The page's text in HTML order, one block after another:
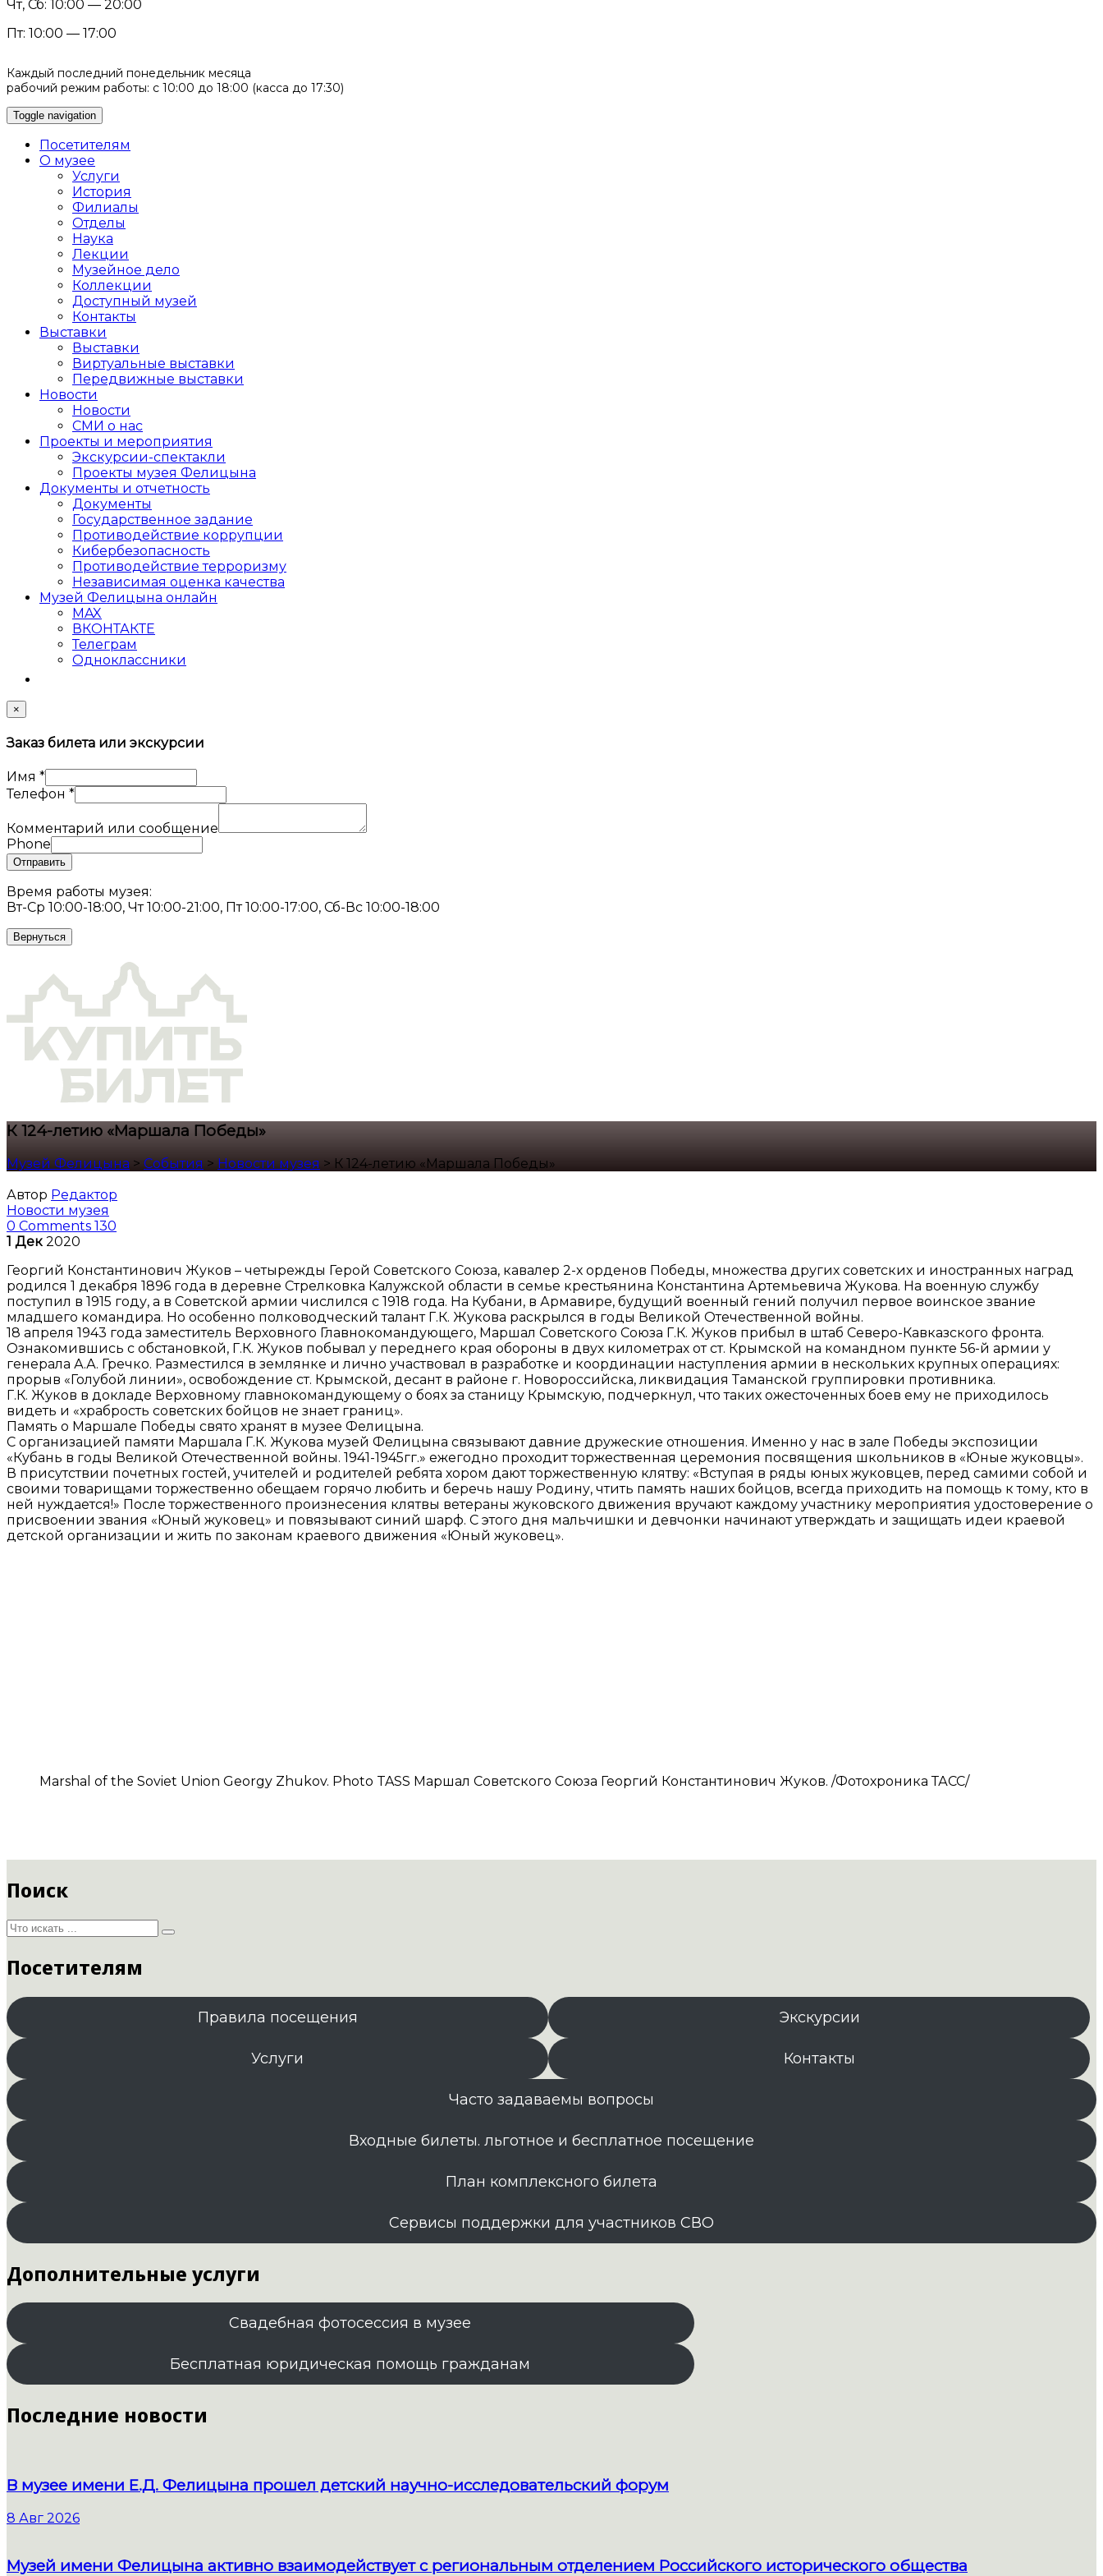
Чт, Сб: 10:00 — 20:00
Пт: 10:00 — 17:00
Каждый последний понедельник месяца
рабочий режим работы: с 10:00 до 18:00 (касса до 17:30)
Toggle navigation
Посетителям
О музее
Услуги
История
Филиалы
Отделы
Наука
Лекции
Музейное дело
Коллекции
Доступный музей
Контакты
Выставки
Выставки
Виртуальные выставки
Передвижные выставки
Новости
Новости
СМИ о нас
Проекты и мероприятия
Экскурсии-спектакли
Проекты музея Фелицына
Документы и отчетность
Документы
Государственное задание
Противодействие коррупции
Кибер­безопасность
Противодействие терроризму
Независимая оценка качества
Музей Фелицына онлайн
MAX
ВКОНТАКТЕ
Телеграм
Одноклассники
×
Заказ билета или экскурсии
Имя *
Телефон *
Комментарий или сообщение
Phone
Отправить
Время работы музея:
Вт-Ср 10:00-18:00, Чт 10:00-21:00, Пт 10:00-17:00, Сб-Вс 10:00-18:00
Вернуться
К 124-летию «Маршала Победы»
Музей Фелицына > События > Новости музея > К 124-летию «Маршала Победы»
Автор Редактор
Новости музея
0 Comments 130
1 Дек 2020
Георгий Константинович Жуков – четырежды Герой Советского Союза, кавалер 2-х орденов Победы, множества других советских и иностранных наград
родился 1 декабря 1896 года в деревне Стрелковка Калужской области в семье крестьянина Константина Артемьевича Жукова. На военную службу
поступил в 1915 году, а в Советской армии числился с 1918 года. На Кубани, в Армавире, будущий военный гений получил первое воинское звание
младшего командира. Но особенно полководческий талант Г.К. Жукова раскрылся в годы Великой Отечественной войны.
18 апреля 1943 года заместитель Верховного Главнокомандующего, Маршал Советского Союза Г.К. Жуков прибыл в штаб Северо-Кавказского фронта.
Ознакомившись с обстановкой, Г.К. Жуков побывал у переднего края обороны в двух километрах от ст. Крымской на командном пункте 56-й армии у
генерала А.А. Гречко. Разместился в землянке и лично участвовал в разработке и координации наступления армии в нескольких крупных операциях:
прорыв «Голубой линии», освобождение ст. Крымской, десант в районе г. Новороссийска, ликвидация Таманской группировки противника.
Г.К. Жуков в докладе Верховному главнокомандующему о боях за станицу Крымскую, подчеркнул, что таких ожесточенных боев ему не приходилось
видеть и «храбрость советских бойцов не знает границ».
Память о Маршале Победы свято хранят в музее Фелицына.
С организацией памяти Маршала Г.К. Жукова музей Фелицына связывают давние дружеские отношения. Именно у нас в зале Победы экспозиции
«Кубань в годы Великой Отечественной войны. 1941-1945гг.» ежегодно проходит торжественная церемония посвящения школьников в «Юные жуковцы».
В присутствии почетных гостей, учителей и родителей ребята хором дают торжественную клятву: «Вступая в ряды юных жуковцев, перед самими собой и
своими товарищами торжественно обещаем горячо любить и беречь нашу Родину, чтить память наших бойцов, всегда приходить на помощь к тому, кто в
ней нуждается!» После торжественного произнесения клятвы ветераны жуковского движения вручают каждому участнику мероприятия удостоверение о
присвоении звания «Юный жуковец» и повязывают синий шарф. С этого дня мальчишки и девчонки начинают утверждать и защищать идеи краевой
детской организации и жить по законам краевого движения «Юный жуковец».
Marshal of the Soviet Union Georgy Zhukov. Photo TASS Маршал Советского Союза Георгий Константинович Жуков. /Фотохроника ТАСС/
Поиск
Посетителям
Правила посещения Экскурсии
Услуги Контакты
Часто задаваемы вопросы
Входные билеты. льготное и бесплатное посещение
План комплексного билета
Сервисы поддержки для участников СВО
Дополнительные услуги
Свадебная фотосессия в музее
Бесплатная юридическая помощь гражданам
Последние новости
В музее имени Е.Д. Фелицына прошел детский научно-исследовательский форум
8 Авг 2026
Музей имени Фелицына активно взаимодействует с региональным отделением Российского исторического общества